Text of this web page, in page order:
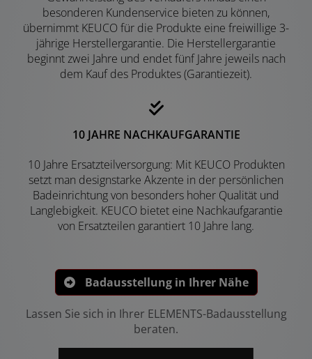
besonderen Kundenservice bieten zu können,
übernimmt KEUCO für die Produkte eine freiwillige 3-
jährige Herstellergarantie. Die Herstellergarantie
beginnt zwei Jahre und endet fünf Jahre jeweils nach
dem Kauf des Produktes (Garantiezeit).
10 JAHRE NACHKAUFGARANTIE
10 Jahre Ersatzteilversorgung: Mit KEUCO Produkten
setzt man designstarke Akzente in der persönlichen
Badeinrichtung von besonders hoher Qualität und
Langlebigkeit. KEUCO bietet eine Nachkaufgarantie
von Ersatzteilen garantiert 10 Jahre lang.
Badausstellung in Ihrer Nähe
Lassen Sie sich in Ihrer ELEMENTS-Badausstellung
beraten.